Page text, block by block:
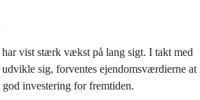
vist stærk vækst på lang sigt. I takt med
sig, forventes ejendomsværdierne at
investering for fremtiden.